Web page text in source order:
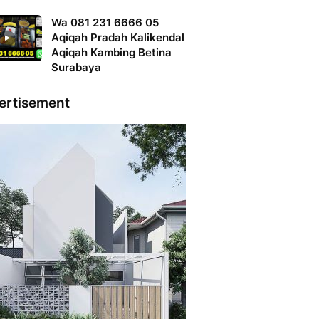
Wa 081 231 6666 05
Aqiqah Pradah Kalikendal
Aqiqah Kambing Betina
Surabaya